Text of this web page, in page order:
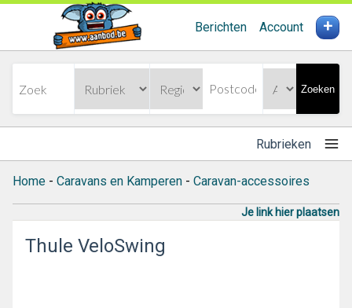
Berichten Account +
Zoeken
Rubrieken
Home - Caravans en Kamperen - Caravan-accessoires
Je link hier plaatsen
Thule VeloSwing